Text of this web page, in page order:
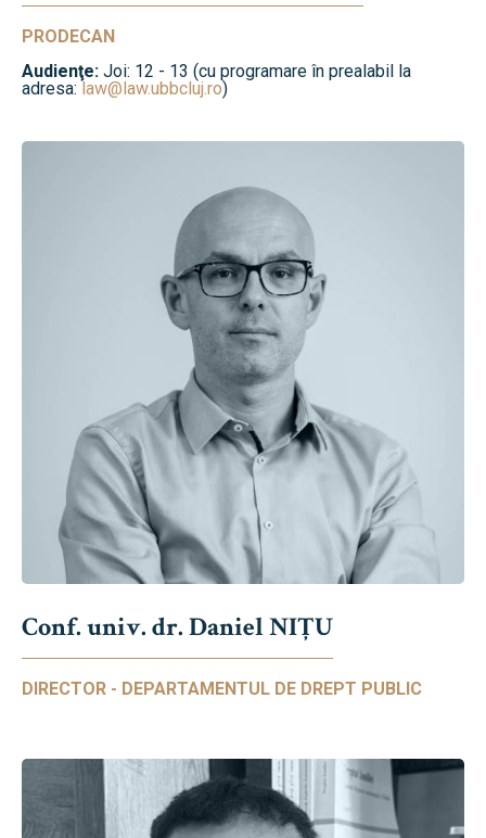
PRODECAN
Audienţe: Joi: 12 - 13 (cu programare în prealabil la
adresa:law@law.ubbcluj.ro)
Conf. univ. dr. Daniel NIŢU
DIRECTOR - DEPARTAMENTUL DE DREPT PUBLIC